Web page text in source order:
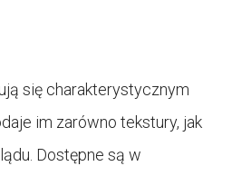
się charakterystycznym
im zarówno tekstury, jak
Dostępne są w